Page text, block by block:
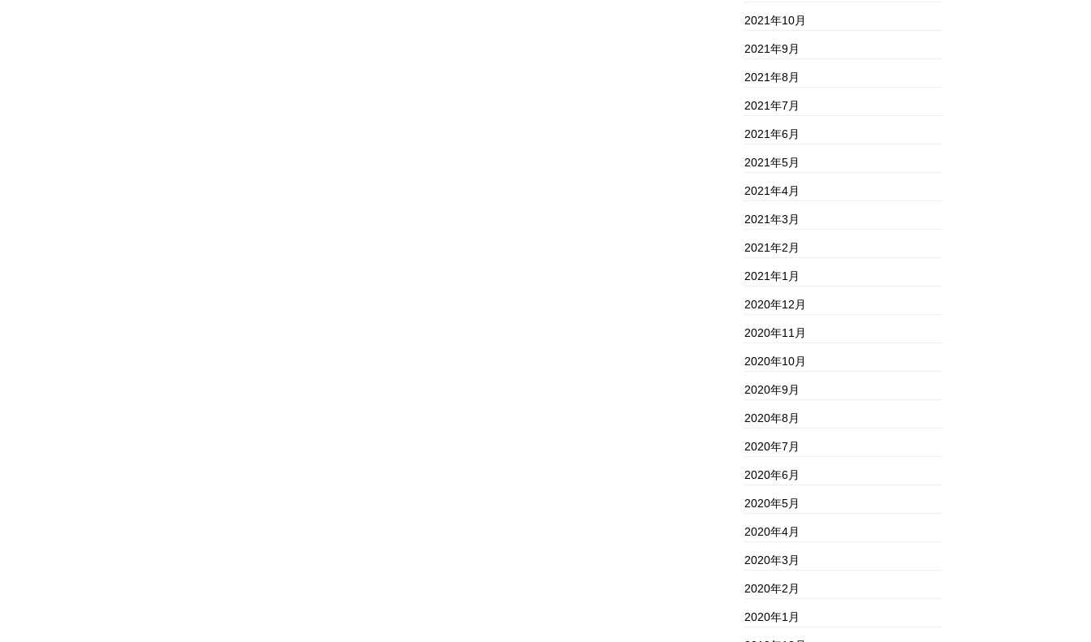
2021年10月
2021年9月
2021年8月
2021年7月
2021年6月
2021年5月
2021年4月
2021年3月
2021年2月
2021年1月
2020年12月
2020年11月
2020年10月
2020年9月
2020年8月
2020年7月
2020年6月
2020年5月
2020年4月
2020年3月
2020年2月
2020年1月